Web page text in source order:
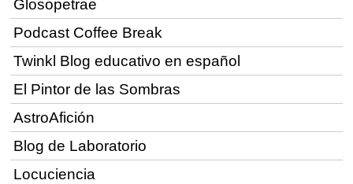
Glosopetrae
Podcast Coffee Break
Twinkl Blog educativo en español
El Pintor de las Sombras
AstroAfición
Blog de Laboratorio
Locuciencia